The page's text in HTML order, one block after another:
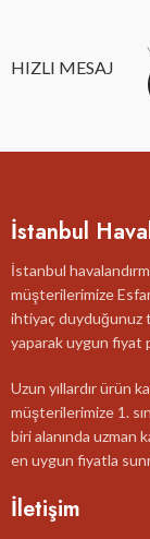
HIZLI MESAJ
İstanbul
İstanbul
müşterilerimize
ihtiyaç duyduğunuz
yaparak uygun fiyat
Uzun yıllardır ürün
müşterilerimize 1.
biri alanında uzman
en uygun fiyatla
İletişim